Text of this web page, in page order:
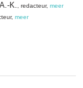
K. , redacteur, meer
meer